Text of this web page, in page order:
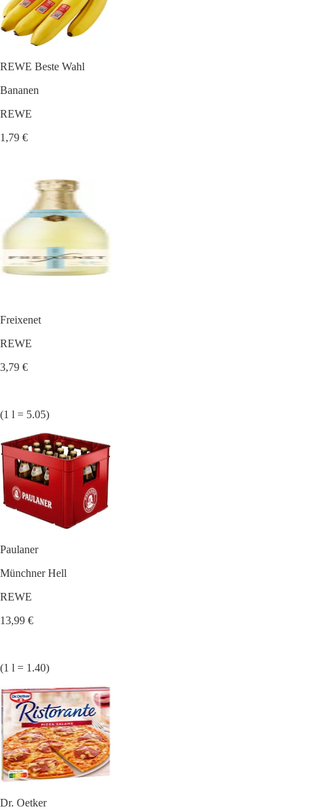
REWE Beste Wahl
Bananen
REWE
1,79 €
Freixenet
REWE
3,79 €
(1 l = 5.05)
Paulaner
Münchner Hell
REWE
13,99 €
(1 l = 1.40)
Dr. Oetker